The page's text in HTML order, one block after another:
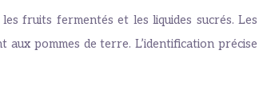
fruits fermentés et les liquides sucrés. Les
aux pommes de terre. L’identification précise